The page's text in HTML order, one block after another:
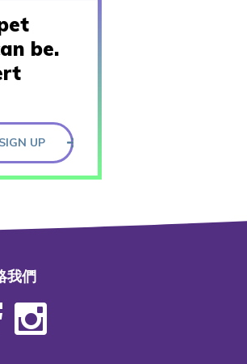
be.
SIGN UP
我們